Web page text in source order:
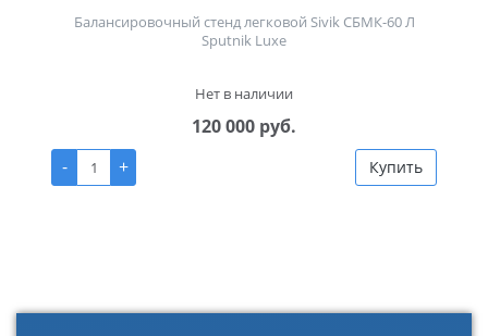
Балансировочный стенд легковой Sivik СБМК-60 Л
Sputnik Luxe
Нет в наличии
120 000 руб.
-
+ Купить